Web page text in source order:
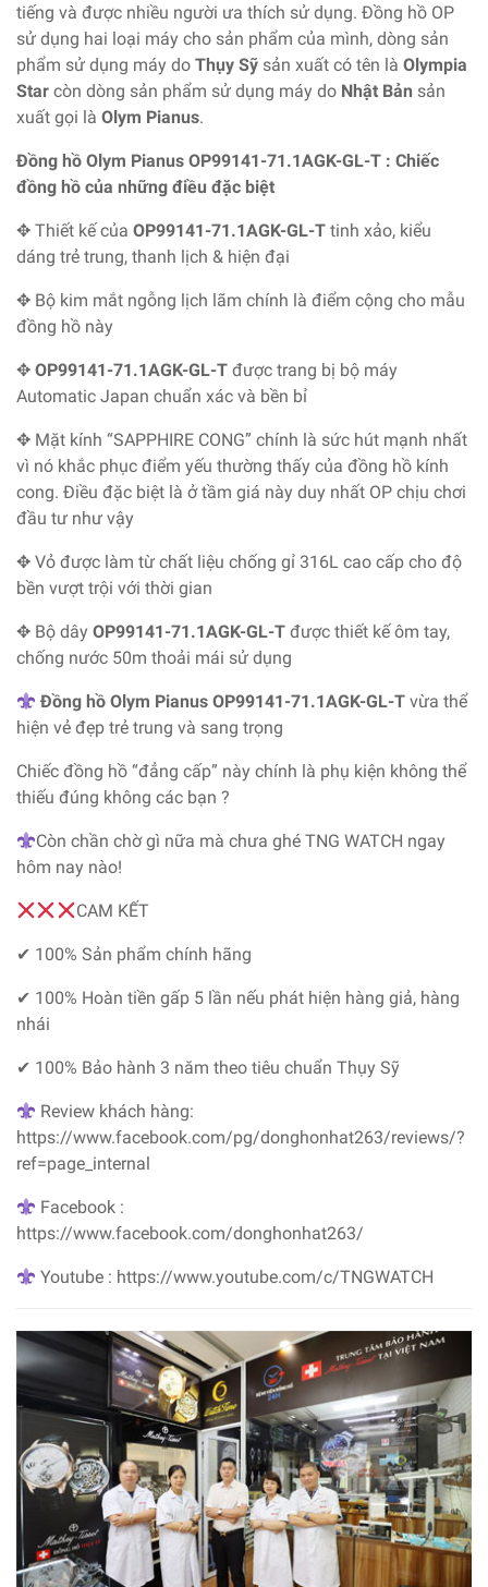
tiếng và được nhiều người ưa thích sử dụng. Đồng hồ OP
sử dụng hai loại máy cho sản phẩm của mình, dòng sản
phẩm sử dụng máy do Thụy Sỹ sản xuất có tên là Olympia
Star còn dòng sản phẩm sử dụng máy do Nhật Bản sản
xuất gọi là Olym Pianus.
Đồng hồ Olym Pianus OP99141-71.1AGK-GL-T : Chiếc
đồng hồ của những điều đặc biệt
✥ Thiết kế của OP99141-71.1AGK-GL-T tinh xảo, kiểu
dáng trẻ trung, thanh lịch & hiện đại
✥ Bộ kim mắt ngỗng lịch lãm chính là điểm cộng cho mẫu
đồng hồ này
✥ OP99141-71.1AGK-GL-T được trang bị bộ máy
Automatic Japan chuẩn xác và bền bỉ
✥ Mặt kính “SAPPHIRE CONG” chính là sức hút mạnh nhất
vì nó khắc phục điểm yếu thường thấy của đồng hồ kính
cong. Điều đặc biệt là ở tầm giá này duy nhất OP chịu chơi
đầu tư như vậy
✥ Vỏ được làm từ chất liệu chống gỉ 316L cao cấp cho độ
bền vượt trội với thời gian
✥ Bộ dây OP99141-71.1AGK-GL-T được thiết kế ôm tay,
chống nước 50m thoải mái sử dụng
Đồng hồ Olym Pianus OP99141-71.1AGK-GL-T vừa thể
hiện vẻ đẹp trẻ trung và sang trọng
Chiếc đồng hồ “đẳng cấp” này chính là phụ kiện không thể
thiếu đúng không các bạn ?
Còn chần chờ gì nữa mà chưa ghé TNG WATCH ngay
hôm nay nào!
CAM KẾT
✔ 100% Sản phẩm chính hãng
✔ 100% Hoàn tiền gấp 5 lần nếu phát hiện hàng giả, hàng
nhái
✔ 100% Bảo hành 3 năm theo tiêu chuẩn Thụy Sỹ
Review khách hàng:
https://www.facebook.com/pg/donghonhat263/reviews/?
ref=page_internal
Facebook :
https://www.facebook.com/donghonhat263/
Youtube : https://www.youtube.com/c/TNGWATCH